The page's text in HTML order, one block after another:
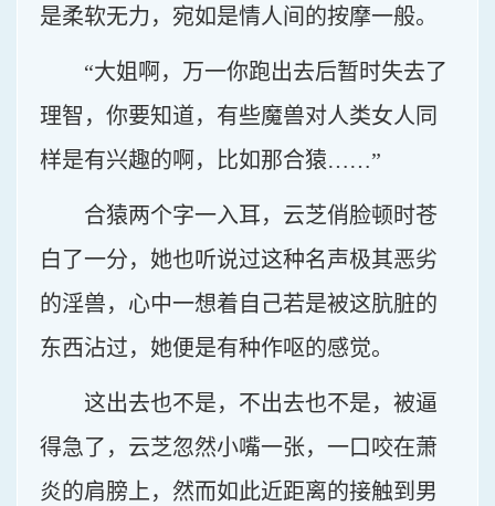
是柔软无力，宛如是情人间的按摩一般。
“大姐啊，万一你跑出去后暂时失去了
理智，你要知道，有些魔兽对人类女人同
样是有兴趣的啊，比如那合猿……”
合猿两个字一入耳，云芝俏脸顿时苍
白了一分，她也听说过这种名声极其恶劣
的淫兽，心中一想着自己若是被这肮脏的
东西沾过，她便是有种作呕的感觉。
这出去也不是，不出去也不是，被逼
得急了，云芝忽然小嘴一张，一口咬在萧
炎的肩膀上，然而如此近距离的接触到男